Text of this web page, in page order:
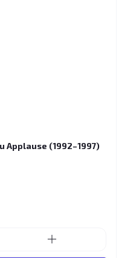
Applause (1992–1997)